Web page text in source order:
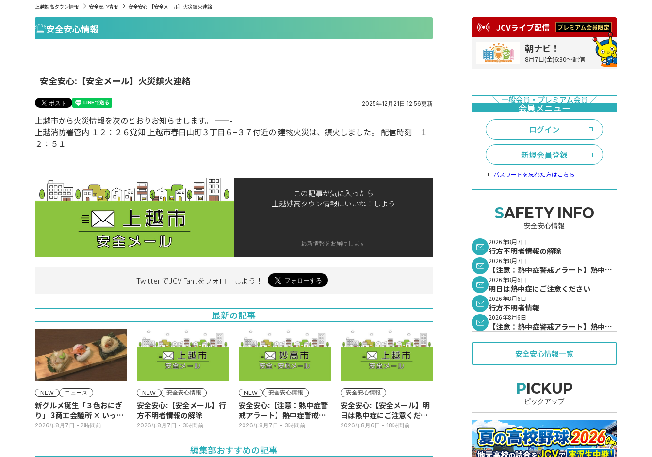
上越妙高タウン情報 安全安心情報 安全安心:【安全メール】火災鎮火連絡
安全安心情報
安全安心:【安全メール】火災鎮火連絡
2025年12月21日 12:56更新
上越市から火災情報を次のとおりお知らせします。 ——-
上越消防署管内 １２：２６覚知 上越市春日山町３丁目６−３７付近の 建物火災は、鎮火しました。 配信時刻 １
２：５１
この記事が気に入ったら
上越妙高タウン情報にいいね！しよう
最新情報をお届けします
Twitter でJCV Fan !をフォローしよう！
最新の記事
NEW ニュース
新グルメ誕生「３色おにぎ
り」 3商工会議所 × いっさ
く
2026年8月7日 - 2時間前
NEW 安全安心情報
安全安心:【安全メール】行
方不明者情報の解除
2026年8月7日 - 3時間前
NEW 安全安心情報
安全安心:【注意：熱中症警
戒アラート】熱中症警戒ア
ラートが発表されていま
2026年8月7日 - 3時間前
安全安心情報
安全安心:【安全メール】明
日は熱中症にご注意くださ
い
2026年8月6日 - 18時間前
編集部おすすめの記事
JCVライブ配信
朝ナビ！
8月7日(金)6:30～配信
ログイン
新規会員登録
パスワードを忘れた方はこちら
SAFETY INFO
安全安心情報
2026年8月7日
行方不明者情報の解除
2026年8月7日
【注意：熱中症警戒アラート】熱中症
警戒アラートが発表されています。
2026年8月6日
明日は熱中症にご注意ください
2026年8月6日
行方不明者情報
2026年8月6日
【注意：熱中症警戒アラート】熱中症
安全安心情報一覧
PICKUP
ピックアップ